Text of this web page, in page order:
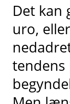
Det kan
uro,
tendens